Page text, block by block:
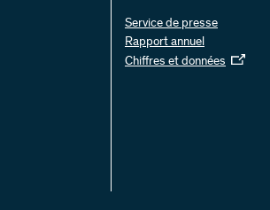
Service de presse
Rapport annuel
Chiffres et données